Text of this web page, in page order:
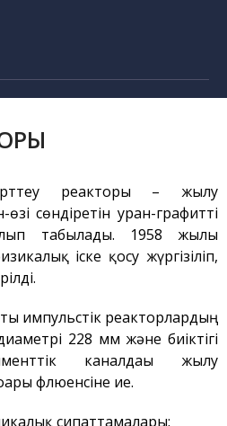
Құрылу тарихы
Эксперименттік база
ИГР реакторы
ИВГ.1М реакторы
ЛАВА-Б қондырғысы
ВИКА қондырғысы
EAGLE қондырғысы
реакторы – жылу
сөндіретін уран-графитті
табылады. 1958 жылы
іске қосу жүргізіліп,
импульстік реакторлардың
228 мм және биіктігі
каналдағы жылу
флюенсіне ие.
сипаттамалары: